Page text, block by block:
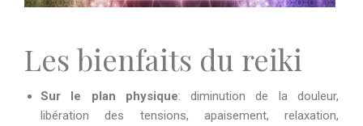
Les bienfaits du reiki
Sur le plan physique: diminution de la douleur,
libération des tensions, apaisement, relaxation,